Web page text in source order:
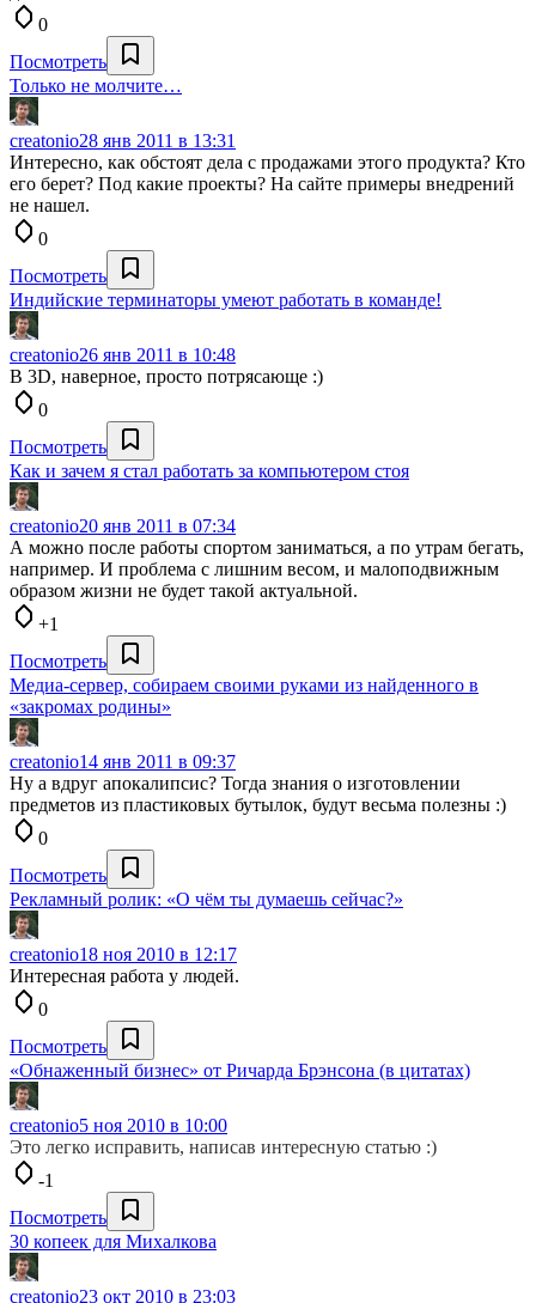
0
Посмотреть
Только не молчите…
creatonio28 янв 2011 в 13:31
Интересно, как обстоят дела с продажами этого продукта? Кто
его берет? Под какие проекты? На сайте примеры внедрений
не нашел.
0
Посмотреть
Индийские терминаторы умеют работать в команде!
creatonio26 янв 2011 в 10:48
В 3D, наверное, просто потрясающе :)
0
Посмотреть
Как и зачем я стал работать за компьютером стоя
creatonio20 янв 2011 в 07:34
А можно после работы спортом заниматься, а по утрам бегать,
например. И проблема с лишним весом, и малоподвижным
образом жизни не будет такой актуальной.
+1
Посмотреть
Медиа-сервер, собираем своими руками из найденного в
«закромах родины»
creatonio14 янв 2011 в 09:37
Ну а вдруг апокалипсис? Тогда знания о изготовлении
предметов из пластиковых бутылок, будут весьма полезны :)
0
Посмотреть
Рекламный ролик: «О чём ты думаешь сейчас?»
creatonio18 ноя 2010 в 12:17
Интересная работа у людей.
0
Посмотреть
«Обнаженный бизнес» от Ричарда Брэнсона (в цитатах)
creatonio5 ноя 2010 в 10:00
Это легко исправить, написав интересную статью :)
-1
Посмотреть
30 копеек для Михалкова
creatonio23 окт 2010 в 23:03